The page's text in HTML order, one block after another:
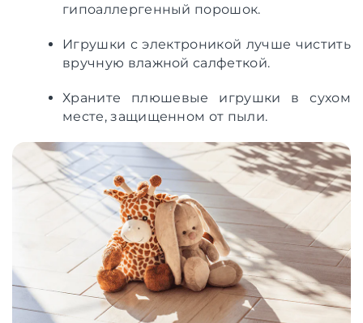
гипоаллергенный порошок.
Игрушки с электроникой лучше чистить
вручную влажной салфеткой.
Храните плюшевые игрушки в сухом
месте, защищенном от пыли.